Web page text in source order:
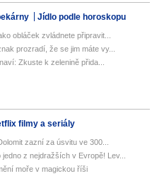
Jídlo podle horoskopu
obláček zvládnete připravit...
prozradí, že se jim máte vy...
Zkuste k zelenině přida...
filmy a seriály
zazní za úsvitu ve 300...
z nejdražších v Evropě! Lev...
moře v magickou říši